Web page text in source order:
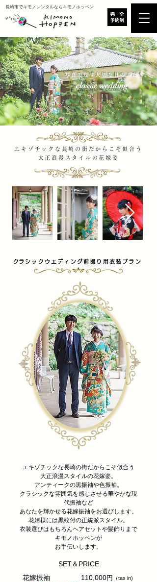
​長崎市でキモノレンタルならキモノホッペン
​写真で残す大切な日のふたり。
​classic wedding
エキゾチックな 長崎の街だからこそ似合う
大正浪漫スタイルの花嫁姿
​クラシックウエディング前撮り用衣装プラン
エキゾチックな長崎の街だからこそ似合う
大正浪漫スタイルの花嫁姿。
アンティークの黒振袖や色振袖。
クラシックな雰囲気を感じさせる華やかな現
代振袖など
​あなたを輝かせる花嫁振袖をお選びします。
花婿様には黒紋付の正統派スタイル。
衣装選びはもちろんヘアセットや髪飾りまで
キモノホッペンが
お手伝いします。
​SET＆PRICE
​110,000円 （tax in)
​花嫁振袖